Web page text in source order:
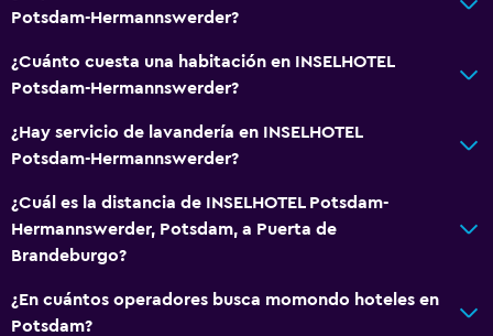
Secador de pelo
Baño privado
Gorro de baño
Papel higiénico
Comedor
Potsdam-Hermannswerder?
¿Cuánto cuesta una habitación en INSELHOTEL
Potsdam-Hermannswerder?
¿Hay servicio de lavandería en INSELHOTEL
Potsdam-Hermannswerder?
¿Cuál es la distancia de INSELHOTEL Potsdam-
Hermannswerder, Potsdam, a Puerta de
Brandeburgo?
¿En cuántos operadores busca momondo hoteles en
Potsdam?